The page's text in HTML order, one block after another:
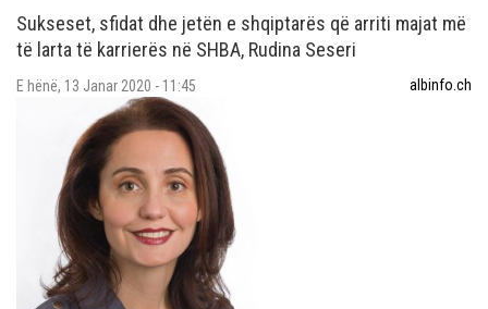
Sukseset, sfidat dhe jetën e shqiptarës që arriti majat më
të larta të karrierës në SHBA, Rudina Seseri
E hënë, 13 Janar 2020 - 11:45 albinfo.ch